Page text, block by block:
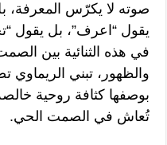
صوته لا يكرّس المعرفة،
يقول “اعرف”، بل يقول
في هذه الثنائية بين
والظهور، تبني الريماوي
بوصفها كثافة روحية
تُعاش في الصمت الحي.